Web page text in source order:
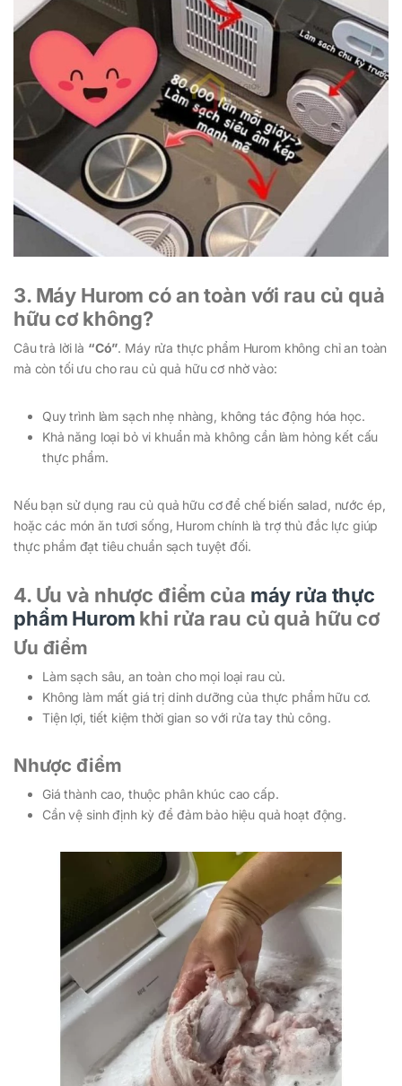
3. Máy Hurom có an toàn với rau củ quả
hữu cơ không?
Câu trả lời là “Có”. Máy rửa thực phẩm Hurom không chỉ an toàn
mà còn tối ưu cho rau củ quả hữu cơ nhờ vào:
Quy trình làm sạch nhẹ nhàng, không tác động hóa học.
Khả năng loại bỏ vi khuẩn mà không cần làm hỏng kết cấu
thực phẩm.
Nếu bạn sử dụng rau củ quả hữu cơ để chế biến salad, nước ép,
hoặc các món ăn tươi sống, Hurom chính là trợ thủ đắc lực giúp
thực phẩm đạt tiêu chuẩn sạch tuyệt đối.
4. Ưu và nhược điểm của máy rửa thực
phẩm Hurom khi rửa rau củ quả hữu cơ
Ưu điểm
Làm sạch sâu, an toàn cho mọi loại rau củ.
Không làm mất giá trị dinh dưỡng của thực phẩm hữu cơ.
Tiện lợi, tiết kiệm thời gian so với rửa tay thủ công.
Nhược điểm
Giá thành cao, thuộc phân khúc cao cấp.
Cần vệ sinh định kỳ để đảm bảo hiệu quả hoạt động.